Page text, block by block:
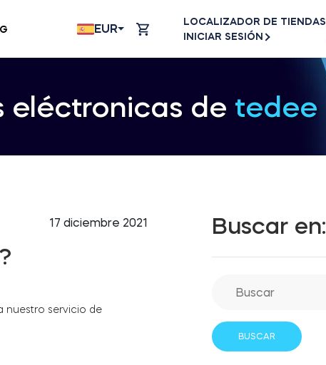
EUR
LOCALIZADOR DE TIENDAS
INICIAR SESIÓN
eléctronicas de tedee
17 diciembre 2021
nuestro servicio de
Buscar en: